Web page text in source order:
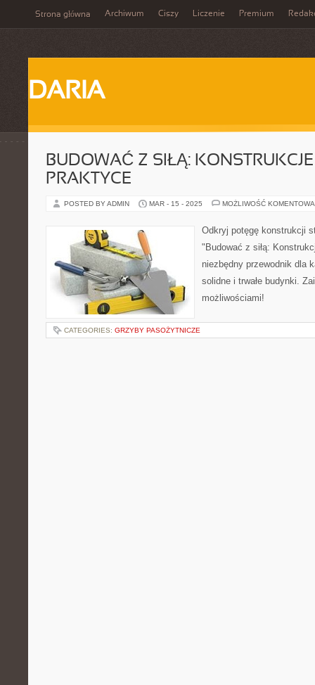
Strona główna Archiwum Ciszy Liczenie Premium
DARIA
BUDOWAĆ Z SIŁĄ:
PRAKTYCE
POSTED BY ADMIN MAR - 15 - 2025 MOŻLIWOŚĆ
Odkryj potęgę konstrukcji
"Budować z siłą:
niezbędny przewodnik dla
solidne i trwałe budynki.
możliwościami!
CATEGORIES: GRZYBY PASOŻYTNICZE